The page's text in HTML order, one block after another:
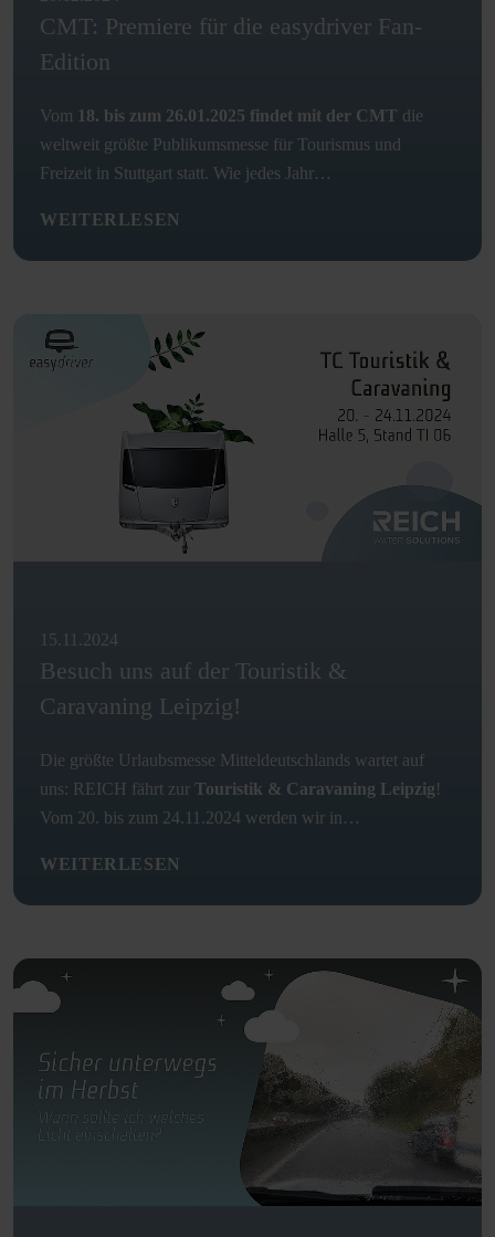
CMT: Premiere für die easydriver Fan-
Edition
Vom 18. bis zum 26.01.2025 findet mit der CMT die
weltweit größte Publikumsmesse für Tourismus und
Freizeit in Stuttgart statt. Wie jedes Jahr…
WEITERLESEN
15.11.2024
Besuch uns auf der Touristik &
Caravaning Leipzig!
Die größte Urlaubsmesse Mitteldeutschlands wartet auf
uns: REICH fährt zur Touristik & Caravaning Leipzig!
Vom 20. bis zum 24.11.2024 werden wir in…
WEITERLESEN